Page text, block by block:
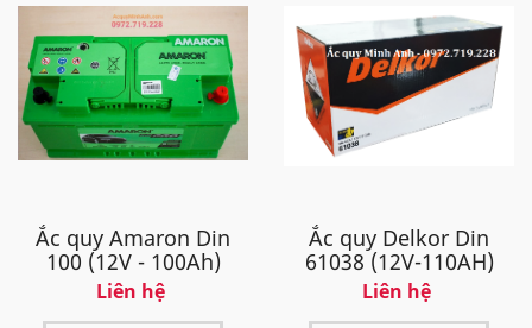
Ắc quy Amaron Din
100 (12V - 100Ah)
Liên hệ
Ắc quy Delkor Din
61038 (12V-110AH)
Liên hệ